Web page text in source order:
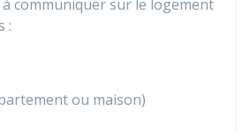
communiquer sur le logement
:
ou maison)